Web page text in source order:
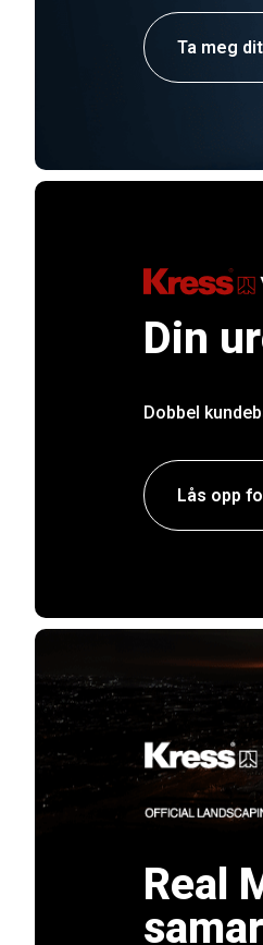
Ta meg dit
Din
Dobbel
Lås opp
Real